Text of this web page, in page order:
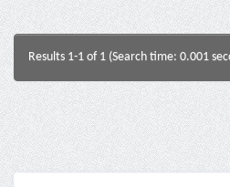
Results 1-1 of 1 (Search time: 0.001